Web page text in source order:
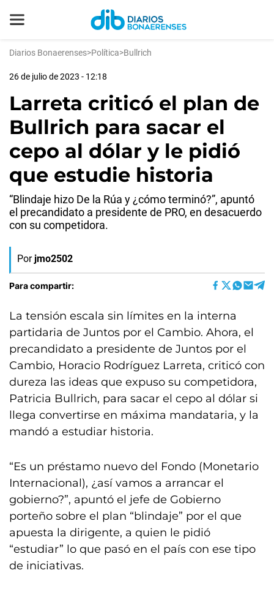
Diarios Bonaerenses>Política>Bullrich
26 de julio de 2023 - 12:18
Larreta criticó el plan de
Bullrich para sacar el
cepo al dólar y le pidió
que estudie historia
“Blindaje hizo De la Rúa y ¿cómo terminó?”, apuntó
el precandidato a presidente de PRO, en desacuerdo
con su competidora.
Por jmo2502
Para compartir:
La tensión escala sin límites en la interna
partidaria de Juntos por el Cambio. Ahora, el
precandidato a presidente de Juntos por el
Cambio, Horacio Rodríguez Larreta, criticó con
dureza las ideas que expuso su competidora,
Patricia Bullrich, para sacar el cepo al dólar si
llega convertirse en máxima mandataria, y la
mandó a estudiar historia.
“Es un préstamo nuevo del Fondo (Monetario
Internacional), ¿así vamos a arrancar el
gobierno?”, apuntó el jefe de Gobierno
porteño sobre el plan “blindaje” por el que
apuesta la dirigente, a quien le pidió
“estudiar” lo que pasó en el país con ese tipo
de iniciativas.